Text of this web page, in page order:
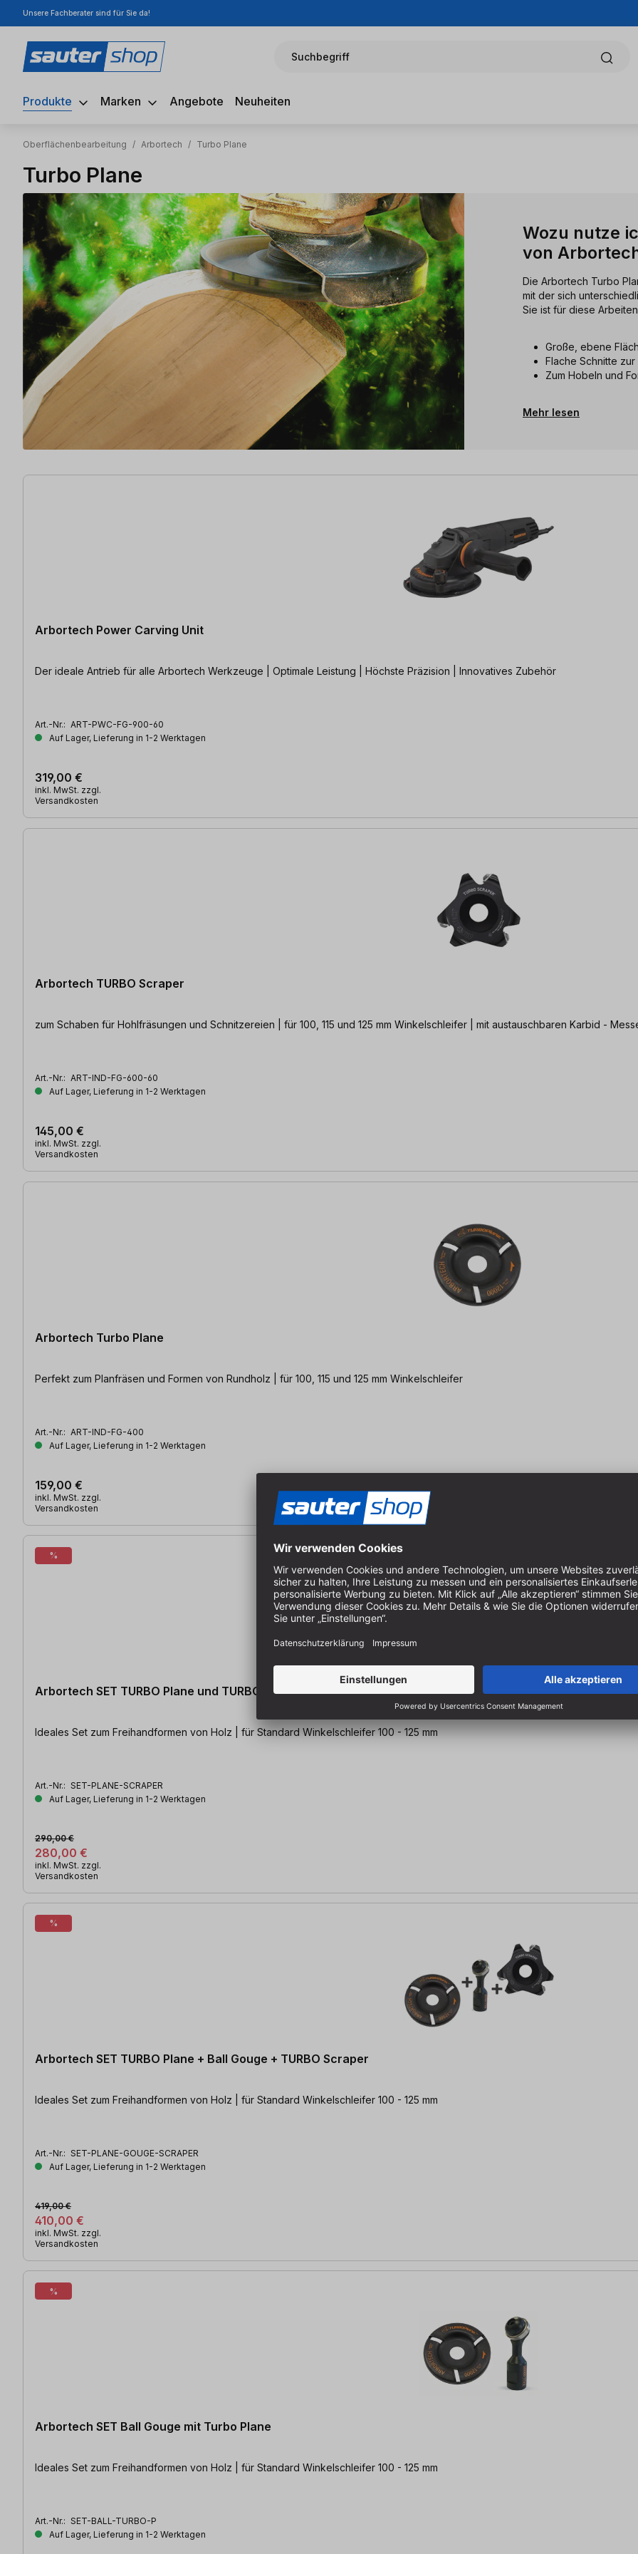
Hauptinhalt springen
Zur Suche springen
Zur Hauptnavigation springen
Unsere Fachberater sind für Sie da!
Suchbegriff
Produkte Marken Angebote Neuheiten
Oberflächenbearbeitung / Arbortech / Turbo Plane
Turbo Plane
Wozu nutze
von
Die Arbortech Turbo
mit der sich
Sie ist für diese
Große, ebene
Flache Schnitte
Zum Hobeln und
Mehr lesen
7 Artikel gefunden
Arbortech Power Carving Unit
Der ideale Antrieb für alle Arbortech Werkzeuge | Optimale Leistung | Höchste Präzision | Innovatives Zubehör
Art.-Nr.: ART-PWC-FG-900-60
Auf Lager, Lieferung in 1-2 Werktagen
319,00 €
inkl. MwSt. zzgl.
Versandkosten
Arbortech TURBO Scraper
zum Schaben für Hohlfräsungen und Schnitzereien | für 100, 115 und 125 mm Winkelschleifer | mit austauschbaren Karbid -
Art.-Nr.: ART-IND-FG-600-60
Auf Lager, Lieferung in 1-2 Werktagen
145,00 €
inkl. MwSt. zzgl.
Versandkosten
Arbortech Turbo Plane
Perfekt zum Planfräsen und Formen von Rundholz | für 100, 115 und 125 mm Winkelschleifer
Art.-Nr.: ART-IND-FG-400
Auf Lager, Lieferung in 1-2 Werktagen
159,00 €
inkl. MwSt. zzgl.
Versandkosten
%
Arbortech SET TURBO Plane und TURBO Scraper
Ideales Set zum Freihandformen von Holz | für Standard Winkelschleifer 100 - 125 mm
Art.-Nr.: SET-PLANE-SCRAPER
Auf Lager, Lieferung in 1-2 Werktagen
280,00 €
290,00 €
inkl. MwSt. zzgl.
Versandkosten
%
Arbortech SET TURBO Plane + Ball Gouge + TURBO Scraper
Ideales Set zum Freihandformen von Holz | für Standard Winkelschleifer 100 - 125 mm
Art.-Nr.: SET-PLANE-GOUGE-SCRAPER
Auf Lager, Lieferung in 1-2 Werktagen
410,00 €
419,00 €
inkl. MwSt. zzgl.
Versandkosten
%
Arbortech SET Ball Gouge mit Turbo Plane
Ideales Set zum Freihandformen von Holz | für Standard Winkelschleifer 100 - 125 mm
Art.-Nr.: SET-BALL-TURBO-P
Auf Lager, Lieferung in 1-2 Werktagen